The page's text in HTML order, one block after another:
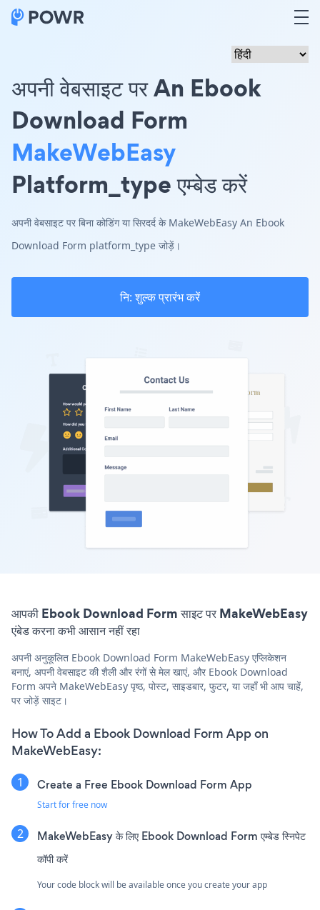
अपनी वेबसाइट पर An Ebook
Download Form
MakeWebEasy
Platform_type एम्बेड करें
अपनी वेबसाइट पर बिना कोडिंग या सिरदर्द के MakeWebEasy An Ebook
Download Form platform_type जोड़ें।
नि: शुल्क प्रारंभ करें
आपकी Ebook Download Form साइट पर MakeWebEasy
एंबेड करना कभी आसान नहीं रहा
अपनी अनुकूलित Ebook Download Form MakeWebEasy एप्लिकेशन
बनाएं, अपनी वेबसाइट की शैली और रंगों से मेल खाएं, और Ebook Download
Form अपने MakeWebEasy पृष्ठ, पोस्ट, साइडबार, फुटर, या जहाँ भी आप चाहें,
पर जोड़ें साइट।
How To Add a Ebook Download Form App on
MakeWebEasy:
Create a Free Ebook Download Form App
Start for free now
MakeWebEasy के लिए Ebook Download Form एम्बेड स्निपेट
कॉपी करें
Your code block will be available once you create your app